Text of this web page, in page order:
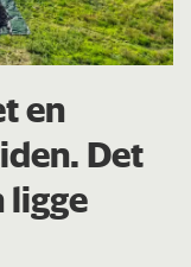
en
Det
ligge